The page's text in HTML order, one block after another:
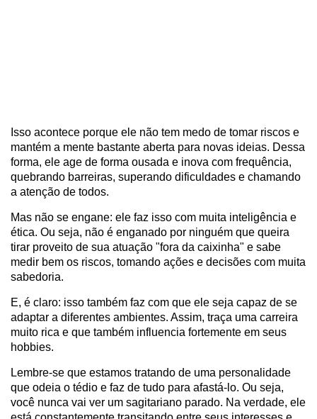
Isso acontece porque ele não tem medo de tomar riscos e
mantém a mente bastante aberta para novas ideias. Dessa
forma, ele age de forma ousada e inova com frequência,
quebrando barreiras, superando dificuldades e chamando
a atenção de todos.
Mas não se engane: ele faz isso com muita inteligência e
ética. Ou seja, não é enganado por ninguém que queira
tirar proveito de sua atuação "fora da caixinha" e sabe
medir bem os riscos, tomando ações e decisões com muita
sabedoria.
E, é claro: isso também faz com que ele seja capaz de se
adaptar a diferentes ambientes. Assim, traça uma carreira
muito rica e que também influencia fortemente em seus
hobbies.
Lembre-se que estamos tratando de uma personalidade
que odeia o tédio e faz de tudo para afastá-lo. Ou seja,
você nunca vai ver um sagitariano parado. Na verdade, ele